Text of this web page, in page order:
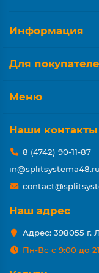
Информация
Для
Меню
Наши контакты
8 (4742) 90-11-87
in@splitsystema48.ru
Наш адрес
Адрес: 398055 г.
Пн-Вс с 9:00 до